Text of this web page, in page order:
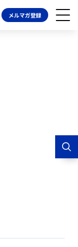
メルマガ登録